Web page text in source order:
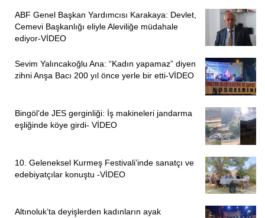
ABF Genel Başkan Yardımcısı Karakaya: Devlet,
Cemevi Başkanlığı eliyle Aleviliğe müdahale
ediyor-VİDEO
Sevim Yalıncakoğlu Ana: “Kadın yapamaz” diyen
zihni Anşa Bacı 200 yıl önce yerle bir etti-VİDEO
Bingöl’de JES gerginliği: İş makineleri jandarma
eşliğinde köye girdi- VİDEO
10. Geleneksel Kurmeş Festivali’inde sanatçı ve
edebiyatçılar konuştu -VİDEO
Altınoluk’ta deyişlerden kadınların ayak